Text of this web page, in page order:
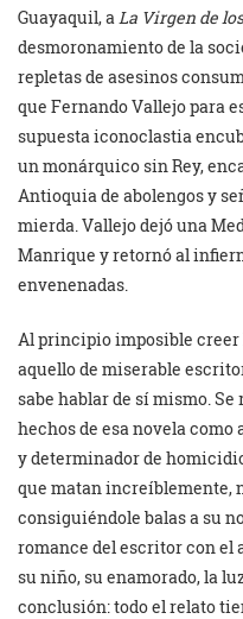
Guayaquil, aLa Virgen de
desmoronamiento de la
repletas de asesinos
que Fernando Vallejo para
supuesta iconoclastia
un monárquico sin Rey,
Antioquia de abolengos y
mierda. Vallejo dejó una
Manrique y retornó al
envenenadas.
Al principio imposible
aquello de miserable
sabe hablar de sí mismo.
hechos de esa novela
y determinador de
que matan increíblemente,
consiguiéndole balas a su
romance del escritor con el
su niño, su enamorado, la
conclusión: todo el relato